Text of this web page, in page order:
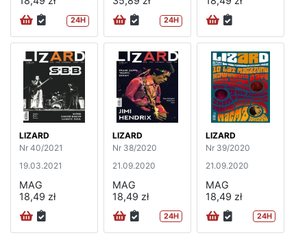
24H 24H
LIZARD
Nr 40/2021
19.03.2021
MAG
18,49 zł
LIZARD
Nr 38/2020
21.09.2020
MAG
18,49 zł
24H
LIZARD
Nr 39/2020
21.09.2020
MAG
18,49 zł
24H